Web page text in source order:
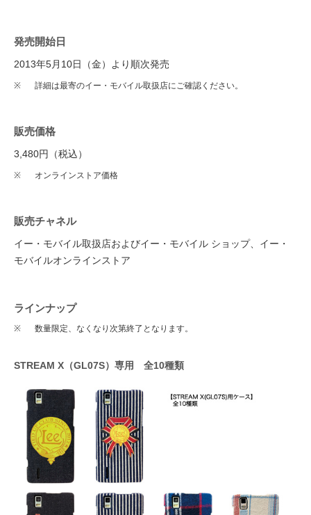
発売開始日
2013年5月10日（金）より順次発売
※ 詳細は最寄のイー・モバイル取扱店にご確認ください。
販売価格
3,480円（税込）
※ オンラインストア価格
販売チャネル
イー・モバイル取扱店およびイー・モバイル ショップ、イー・
モバイルオンラインストア
ラインナップ
※ 数量限定、なくなり次第終了となります。
STREAM X（GL07S）専用 全10種類